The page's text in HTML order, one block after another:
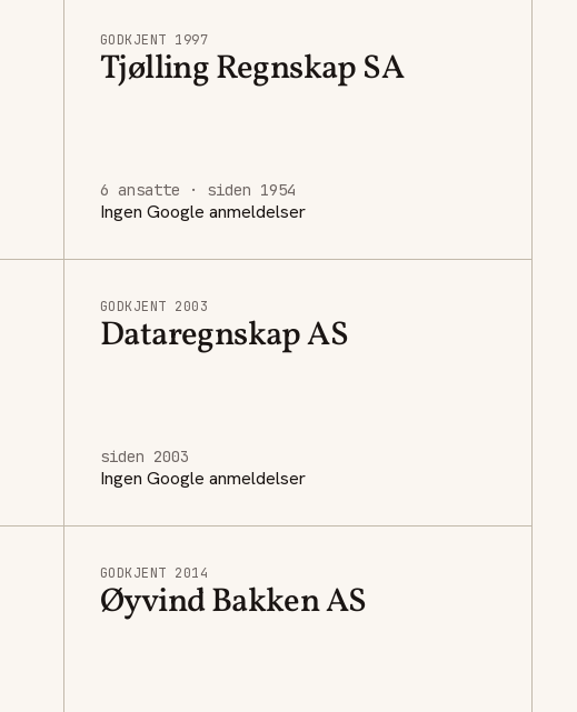
GODKJENT 1997
Tjølling Regnskap SA
6 ansatte · siden 1954
Ingen Google anmeldelser
GODKJENT 2003
Dataregnskap AS
siden 2003
Ingen Google anmeldelser
GODKJENT 2014
Øyvind Bakken AS